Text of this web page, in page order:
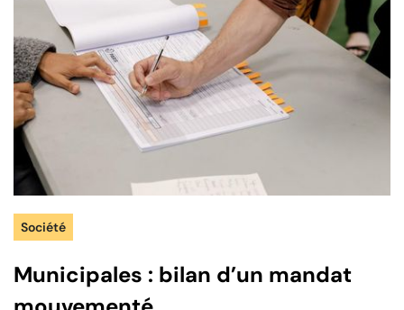
Société
Municipales : bilan d’un mandat